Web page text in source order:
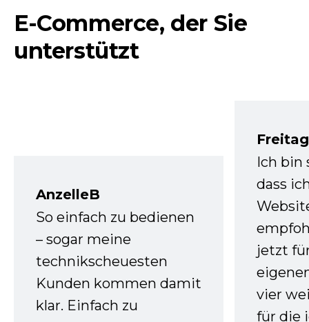
E-Commerce, der Sie
unterstützt
AnzelleB
So einfach zu bedienen
– sogar meine
technikscheuesten
Kunden kommen damit
klar. Einfach zu
Ich bin
dass
jetzt
vier
für die